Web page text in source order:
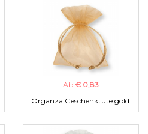
Ab € 0,83
Organza Geschenktüte gold.